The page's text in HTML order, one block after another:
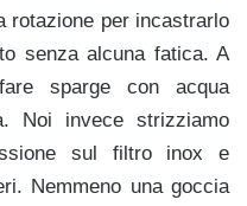
rotazione per incastrarlo
senza alcuna fatica. A
sparge con acqua
Noi invece strizziamo
sul filtro inox e
Nemmeno una goccia